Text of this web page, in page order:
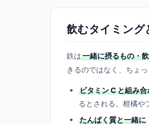
飲むタイミング
鉄は一緒に摂るもの・
きるのではなく、ちょ
ビタミン C と組み
るとされる。柑橘や
たんぱく質と一緒に